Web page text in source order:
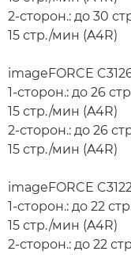
2-сторон.: до 30
15 стр./мин (A4R)
imageFORCE
1-сторон.: до 26
15 стр./мин (A4R)
2-сторон.: до 26
15 стр./мин (A4R)
imageFORCE
1-сторон.: до 22
15 стр./мин (A4R)
2-сторон.: до 22